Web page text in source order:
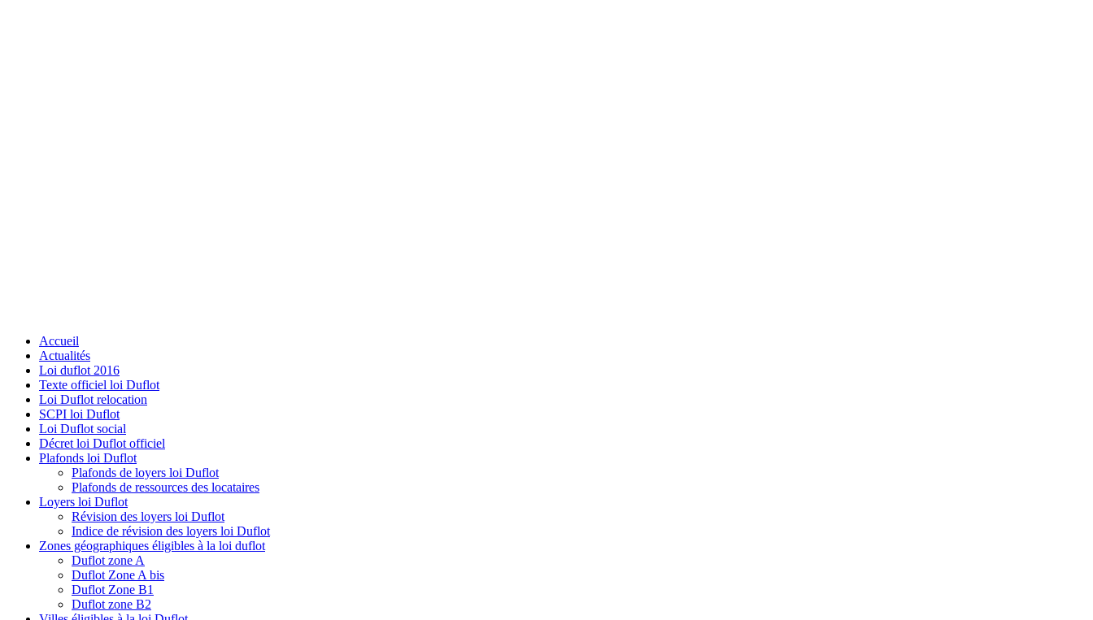
Accueil
Actualités
Loi duflot 2016
Texte officiel loi Duflot
Loi Duflot relocation
SCPI loi Duflot
Loi Duflot social
Décret loi Duflot officiel
Plafonds loi Duflot
Plafonds de loyers loi Duflot
Plafonds de ressources des locataires
Loyers loi Duflot
Révision des loyers loi Duflot
Indice de révision des loyers loi Duflot
Zones géographiques éligibles à la loi duflot
Duflot zone A
Duflot Zone A bis
Duflot Zone B1
Duflot zone B2